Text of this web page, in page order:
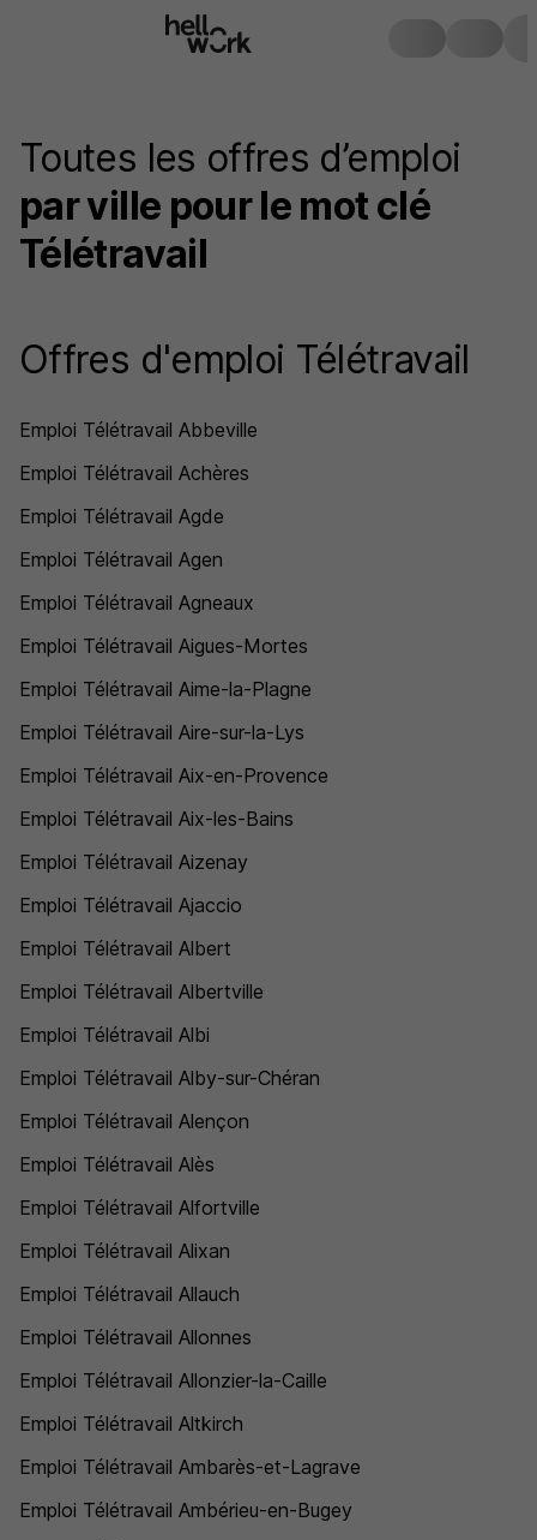
Toutes les offres d’emploi
par ville pour le mot clé
Télétravail
Offres d'emploi Télétravail
Emploi Télétravail Abbeville
Emploi Télétravail Achères
Emploi Télétravail Agde
Emploi Télétravail Agen
Emploi Télétravail Agneaux
Emploi Télétravail Aigues-Mortes
Emploi Télétravail Aime-la-Plagne
Emploi Télétravail Aire-sur-la-Lys
Emploi Télétravail Aix-en-Provence
Emploi Télétravail Aix-les-Bains
Emploi Télétravail Aizenay
Emploi Télétravail Ajaccio
Emploi Télétravail Albert
Emploi Télétravail Albertville
Emploi Télétravail Albi
Emploi Télétravail Alby-sur-Chéran
Emploi Télétravail Alençon
Emploi Télétravail Alès
Emploi Télétravail Alfortville
Emploi Télétravail Alixan
Emploi Télétravail Allauch
Emploi Télétravail Allonnes
Emploi Télétravail Allonzier-la-Caille
Emploi Télétravail Altkirch
Emploi Télétravail Ambarès-et-Lagrave
Emploi Télétravail Ambérieu-en-Bugey